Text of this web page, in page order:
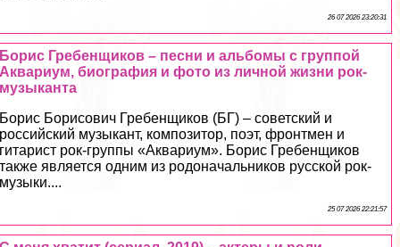
26 07 2026 23:20:31
Борис Гребенщиков – песни и альбомы с группой
Аквариум, биография и фото из личной жизни рок-
музыканта
Борис Борисович Гребенщиков (БГ) – советский и
российский музыкант, композитор, поэт, фронтмен и
гитарист рок-группы «Аквариум». Борис Гребенщиков
также является одним из родоначальников русской рок-
музыки....
25 07 2026 22:21:57